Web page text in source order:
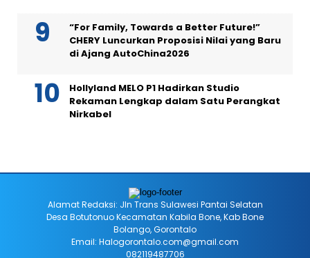
“For Family, Towards a Better Future!”
CHERY Luncurkan Proposisi Nilai yang Baru
di Ajang AutoChina2026
Hollyland MELO P1 Hadirkan Studio
Rekaman Lengkap dalam Satu Perangkat
Nirkabel
Alamat Redaksi: Jln Trans Sulawesi Pantai Selatan
Desa Botutonuo Kecamatan Kabila Bone, Kab Bone
Bolango, Gorontalo
Email: Halogorontalo.com@gmail.com
082119487706